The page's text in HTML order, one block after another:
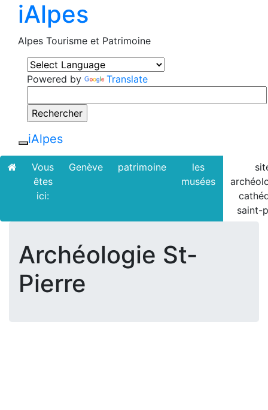
iAlpes
Alpes Tourisme et Patrimoine
Powered by Translate
iAlpes
Vous
êtes
ici:
Genève patrimoine
les
musées
saint-
Archéologie St-
Pierre